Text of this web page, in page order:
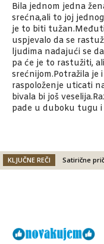
Bila jednom jedna
srećna,ali to joj
je to biti
uspjevalo da se
ljudima nadajući se
pa će je to rastužiti,
srećnijom.Potražila je
raspoloženje uticati
bivala bi još
pade u duboku tugu i
KLJUČNE REČI Satirične